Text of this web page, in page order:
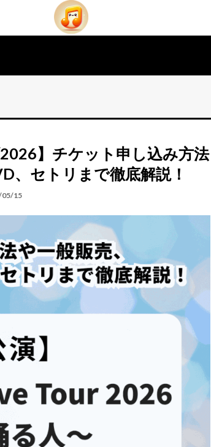
】チケット申し込み方法
、セトリまで徹底解説！
05/15